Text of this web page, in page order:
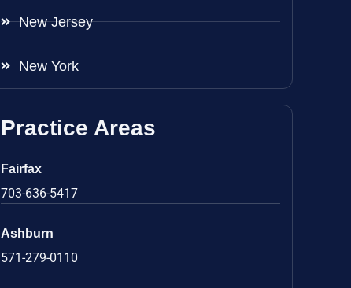
New Jersey
New York
Practice Areas
Fairfax
703-636-5417
Ashburn
571-279-0110